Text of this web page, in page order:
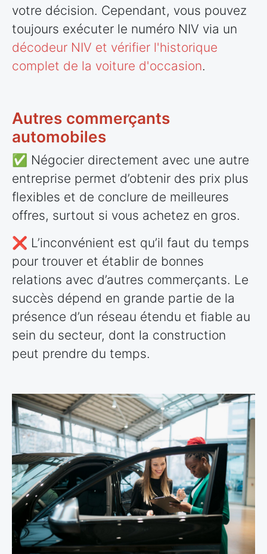
votre décision. Cependant, vous pouvez
toujours exécuter le numéro NIV via un
décodeur NIV et vérifier l'historique
complet de la voiture d'occasion.
Autres commerçants
automobiles
✅ Négocier directement avec une autre
entreprise permet d’obtenir des prix plus
flexibles et de conclure de meilleures
offres, surtout si vous achetez en gros.
❌ L’inconvénient est qu’il faut du temps
pour trouver et établir de bonnes
relations avec d’autres commerçants. Le
succès dépend en grande partie de la
présence d’un réseau étendu et fiable au
sein du secteur, dont la construction
peut prendre du temps.